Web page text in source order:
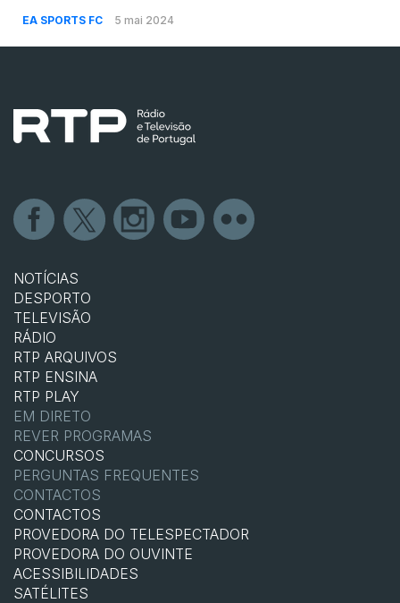
EA SPORTS FC 5 mai 2024
NOTÍCIAS
DESPORTO
TELEVISÃO
RÁDIO
RTP ARQUIVOS
RTP ENSINA
RTP PLAY
EM DIRETO
REVER PROGRAMAS
CONCURSOS
PERGUNTAS FREQUENTES
CONTACTOS
CONTACTOS
PROVEDORA DO TELESPECTADOR
PROVEDORA DO OUVINTE
ACESSIBILIDADES
SATÉLITES